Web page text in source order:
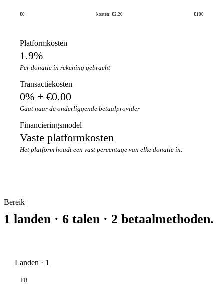
€0 kosten: €2.20 €100
Platformkosten
1.9%
Per donatie in rekening gebracht
Transactiekosten
0% + €0.00
Gaat naar de onderliggende betaalprovider
Financieringsmodel
Vaste platformkosten
Het platform houdt een vast percentage van elke donatie in.
Bereik
1 landen · 6 talen · 2 betaalmethoden.
Landen · 1
FR